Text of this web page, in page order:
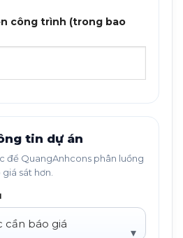
công trình (trong bao
tin dự án
để QuangAnhcons phân luồng
sát hơn.